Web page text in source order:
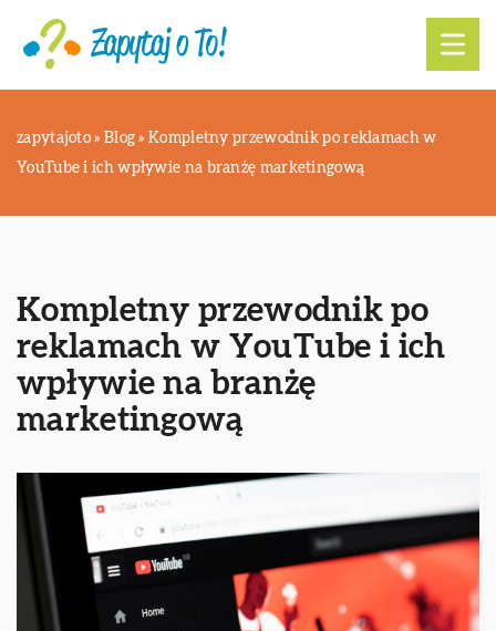
zapytajoto » Blog »Kompletny przewodnik po reklamach w
YouTube i ich wpływie na branżę marketingową
Kompletny przewodnik po
reklamach w YouTube i ich
wpływie na branżę
marketingową